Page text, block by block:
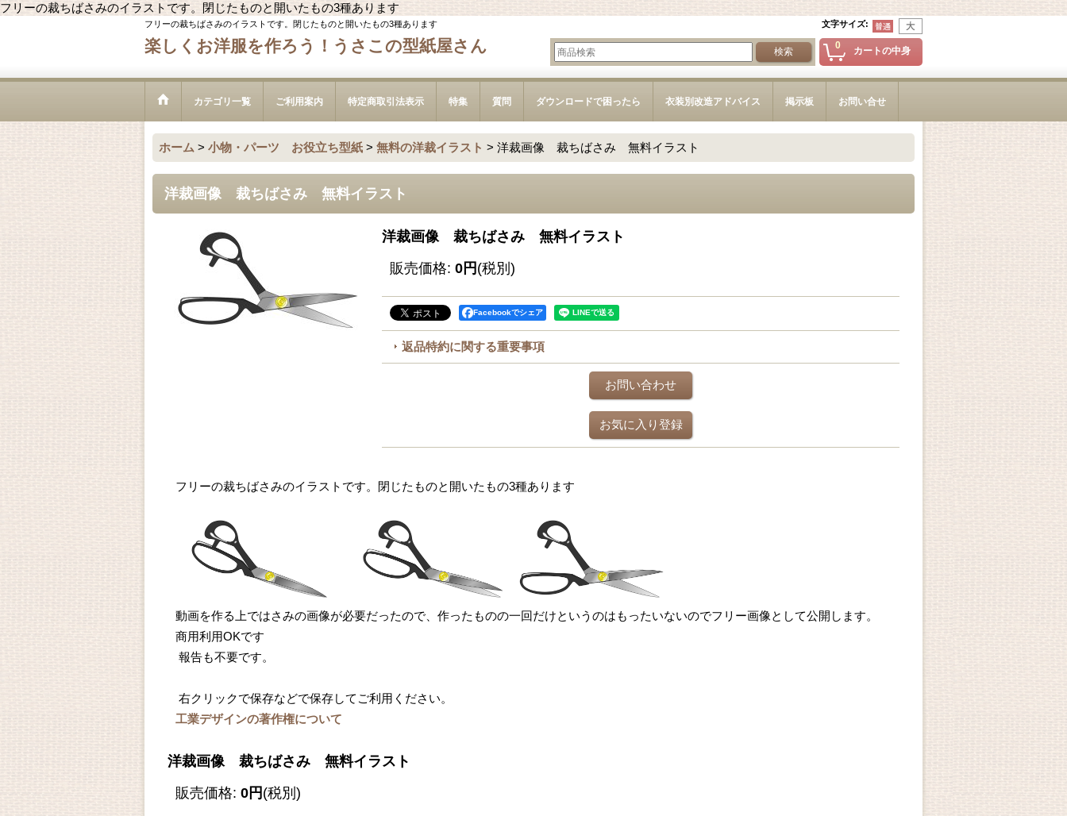
フリーの裁ちばさみのイラストです。閉じたものと開いたもの3種あります
フリーの裁ちばさみのイラストです。閉じたものと開いたもの3種あります 文字サイズ:
楽しくお洋服を作ろう！うさこの型紙屋さん 0 カートの中身
カテゴリ一覧 ご利用案内 特定商取引法表示 特集 質問 ダウンロードで困ったら 衣装別改造アドバイス 掲示板 お問い合せ
ホーム > 小物・パーツ お役立ち型紙 > 無料の洋裁イラスト > 洋裁画像 裁ちばさみ 無料イラスト
洋裁画像 裁ちばさみ 無料イラスト
洋裁画像 裁ちばさみ 無料イラスト
販売価格: 0円(税別)
Facebookでシェア
返品特約に関する重要事項
お問い合わせ
お気に入り登録
フリーの裁ちばさみのイラストです。閉じたものと開いたもの3種あります
動画を作る上ではさみの画像が必要だったので、作ったものの一回だけというのはもったいないのでフリー画像として公開します。
商用利用OKです
報告も不要です。
右クリックで保存などで保存してご利用ください。
工業デザインの著作権について
洋裁画像 裁ちばさみ 無料イラスト
販売価格: 0円(税別)